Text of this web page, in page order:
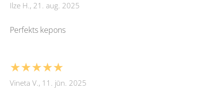
Ilze H., 21. aug. 2025
Perfekts kepons
★★★★★
Vineta V., 11. jūn. 2025